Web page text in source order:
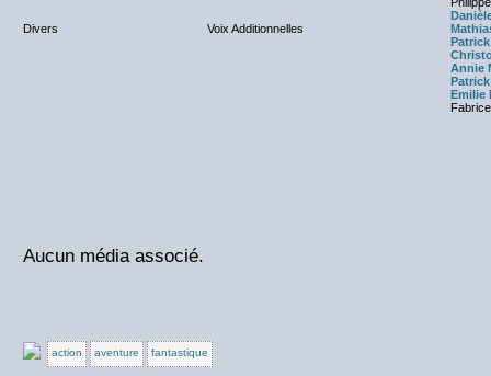
Divers Voix Additionnelles
Annie
Emilie
Aucun média associé.
action aventure fantastique